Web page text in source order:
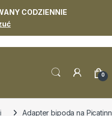
CODZIENNIE
0
Adapter bipoda na